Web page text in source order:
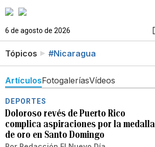
6 de agosto de 2026
Tópicos #Nicaragua
ArtículosFotogaleríasVídeos
DEPORTES
Doloroso revés de Puerto Rico
complica aspiraciones por la medalla
de oro en Santo Domingo